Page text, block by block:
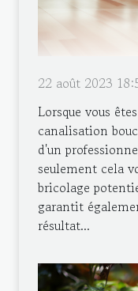
22 août 2023
Lorsque vous
canalisation
d'un
seulement cela
bricolage
garantit
résultat...